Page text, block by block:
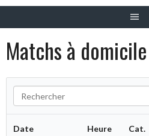
Matchs à domicile
Date Heure Cat.